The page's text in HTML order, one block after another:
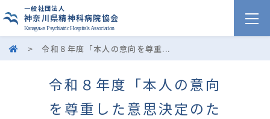
一般社団法人
神奈川県精神科病院協会
Kanagawa Psychiatric Hospitals Association
>令和８年度「本人の意向を尊重...
令和８年度「本人の意向
を尊重した意思決定のた